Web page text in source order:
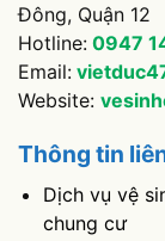
Đông, Quận 12
Hotline: 0947
Email:
Website:
Thông tin
Dịch vụ vệ
chung cư